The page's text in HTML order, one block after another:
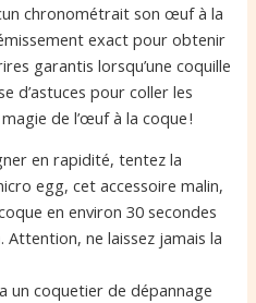
chronométrait son œuf à la
exact pour obtenir
garantis lorsqu’une coquille
d’astuces pour coller les
de l’œuf à la coque !
en rapidité, tentez la
egg, cet accessoire malin,
en environ 30 secondes
Attention, ne laissez jamais la
un coquetier de dépannage